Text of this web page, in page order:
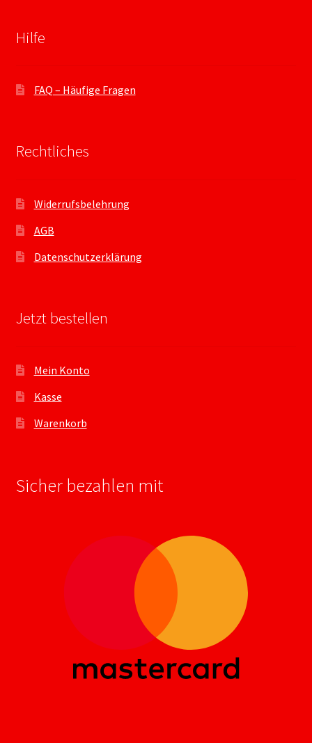
Hilfe
FAQ – Häufige Fragen
Rechtliches
Widerrufsbelehrung
AGB
Datenschutzerklärung
Jetzt bestellen
Mein Konto
Kasse
Warenkorb
Sicher bezahlen mit